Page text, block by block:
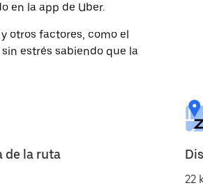
en la app de Uber.
otros factores, como el
estrés sabiendo que la
de la ruta
22